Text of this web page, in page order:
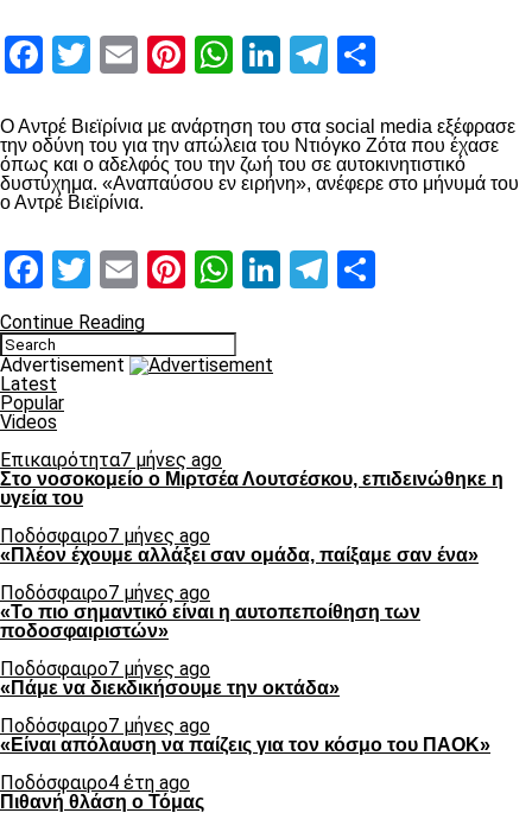
Facebook
Twitter
EmailPinterest
WhatsApp
LinkedIn
Telegram
Ο Αντρέ Βιεϊρίνια με ανάρτηση του στα social media εξέφρασε
την οδύνη του για την απώλεια του Ντιόγκο Ζότα που έχασε
όπως και ο αδελφός του την ζωή του σε αυτοκινητιστικό
δυστύχημα. «Αναπαύσου εν ειρήνη», ανέφερε στο μήνυμά του
ο Αντρέ Βιεϊρίνια.
Facebook
Twitter
EmailPinterest
WhatsApp
LinkedIn
Telegram
Continue Reading
Advertisement
Latest
Popular
Videos
Επικαιρότητα7 μήνες ago
Στο νοσοκομείο ο Μιρτσέα Λουτσέσκου, επιδεινώθηκε η
υγεία του
Ποδόσφαιρο7 μήνες ago
«Πλέον έχουμε αλλάξει σαν ομάδα, παίξαμε σαν ένα»
Ποδόσφαιρο7 μήνες ago
«Το πιο σημαντικό είναι η αυτοπεποίθηση των
ποδοσφαιριστών»
Ποδόσφαιρο7 μήνες ago
«Πάμε να διεκδικήσουμε την οκτάδα»
Ποδόσφαιρο7 μήνες ago
«Είναι απόλαυση να παίζεις για τον κόσμο του ΠΑΟΚ»
Ποδόσφαιρο4 έτη ago
Πιθανή θλάση ο Τόμας